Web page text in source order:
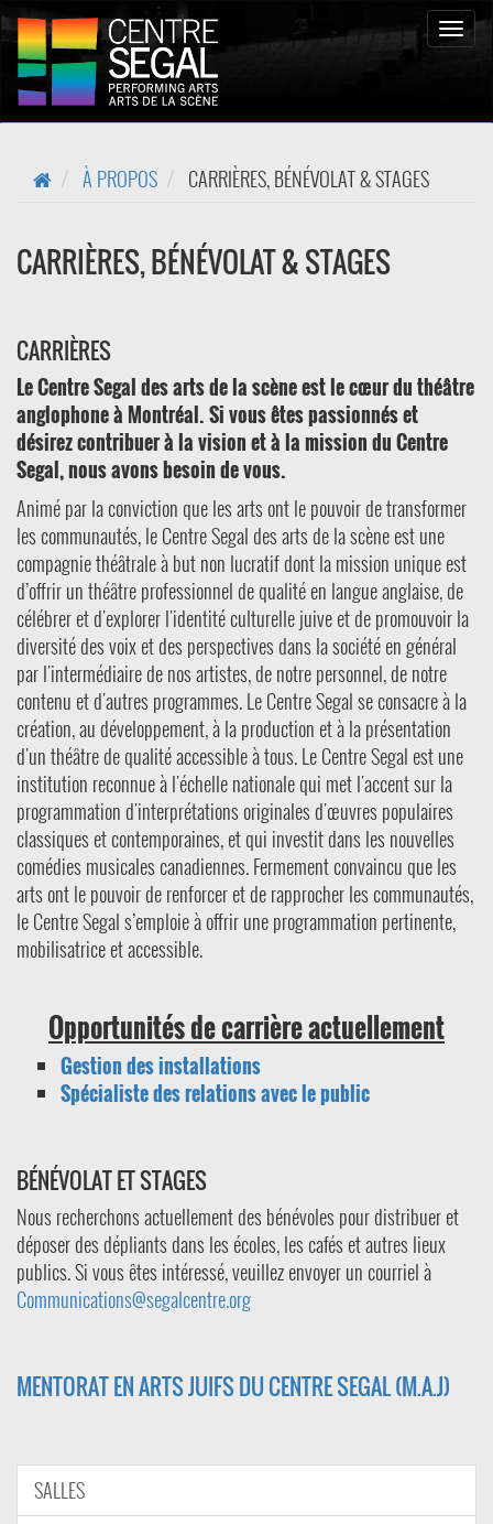
Toggle
À PROPOS CARRIÈRES, BÉNÉVOLAT & STAGES
CARRIÈRES, BÉNÉVOLAT & STAGES
CARRIÈRES
Le Centre Segal des arts de la scène est le cœur du théâtre
anglophone à Montréal. Si vous êtes passionnés et
désirez contribuer à la vision et à la mission du Centre
Segal, nous avons besoin de vous.
Animé par la conviction que les arts ont le pouvoir de transformer
les communautés, le Centre Segal des arts de la scène est une
compagnie théâtrale à but non lucratif dont la mission unique est
d’offrir un théâtre professionnel de qualité en langue anglaise, de
célébrer et d'explorer l'identité culturelle juive et de promouvoir la
diversité des voix et des perspectives dans la société en général
par l'intermédiaire de nos artistes, de notre personnel, de notre
contenu et d'autres programmes. Le Centre Segal se consacre à la
création, au développement, à la production et à la présentation
d'un théâtre de qualité accessible à tous. Le Centre Segal est une
institution reconnue à l'échelle nationale qui met l'accent sur la
programmation d'interprétations originales d'œuvres populaires
classiques et contemporaines, et qui investit dans les nouvelles
comédies musicales canadiennes. Fermement convaincu que les
arts ont le pouvoir de renforcer et de rapprocher les communautés,
le Centre Segal s’emploie à offrir une programmation pertinente,
mobilisatrice et accessible.
Opportunités de carrière actuellement
Gestion des installations
Spécialiste des relations avec le public
BÉNÉVOLAT ET STAGES
Nous recherchons actuellement des bénévoles pour distribuer et
déposer des dépliants dans les écoles, les cafés et autres lieux
publics. Si vous êtes intéressé, veuillez envoyer un courriel à
Communications@segalcentre.org
MENTORAT EN ARTS JUIFS DU CENTRE SEGAL (M.A.J)
SALLES